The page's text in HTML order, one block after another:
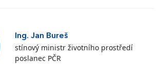
Ing. Jan Bureš
stínový ministr životního prostředí
poslanec PČR